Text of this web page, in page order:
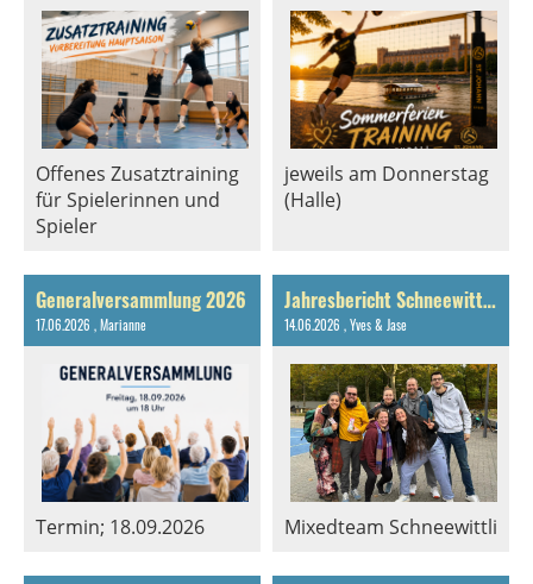
Offenes Zusatztraining
für Spielerinnen und
Spieler
jeweils am Donnerstag
(Halle)
Generalversammlung 2026
17.06.2026 , Marianne
Termin; 18.09.2026
Jahresbericht Schneewittli 2025/2026
14.06.2026 , Yves & Jase
Mixedteam Schneewittli